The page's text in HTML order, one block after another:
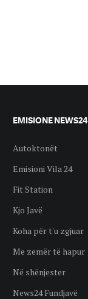
EMISIONE NEWS24
Autoktonët
Emisioni Vila 24
Fit Station
Kjo Javë
Koha për t'u zgjuar
Me zemër të hapur
Në shënjester
News24 Fundjavë